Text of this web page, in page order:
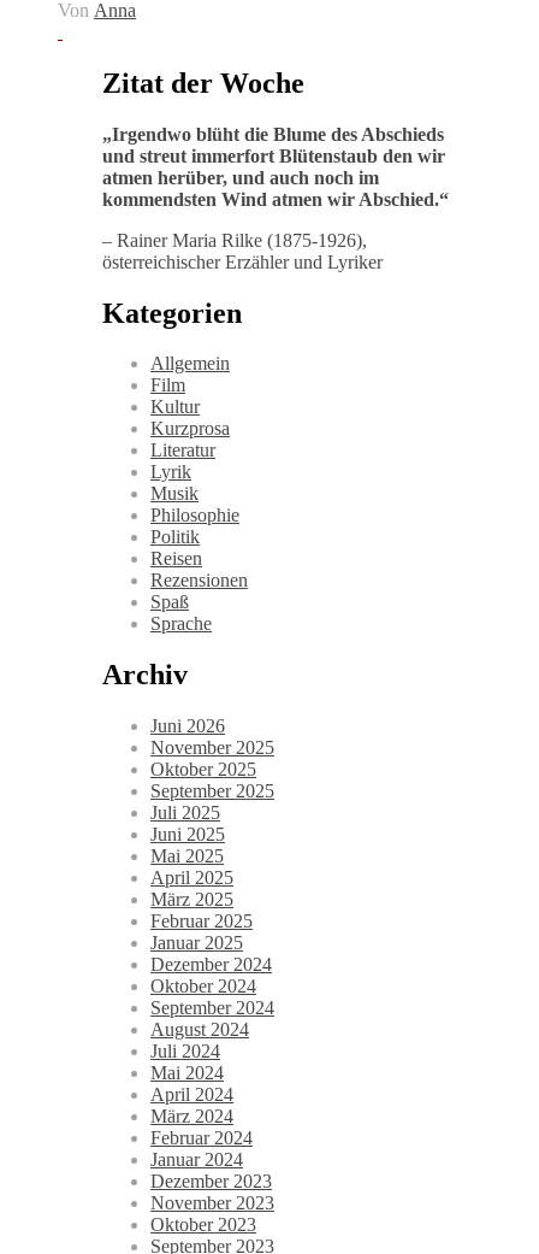
Von Anna
Zitat der Woche
„Irgendwo blüht die Blume des Abschieds
und streut immerfort Blütenstaub den wir
atmen herüber, und auch noch im
kommendsten Wind atmen wir Abschied.“
– Rainer Maria Rilke (1875-1926),
österreichischer Erzähler und Lyriker
Kategorien
Allgemein
Film
Kultur
Kurzprosa
Literatur
Lyrik
Musik
Philosophie
Politik
Reisen
Rezensionen
Spaß
Sprache
Archiv
Juni 2026
November 2025
Oktober 2025
September 2025
Juli 2025
Juni 2025
Mai 2025
April 2025
März 2025
Februar 2025
Januar 2025
Dezember 2024
Oktober 2024
September 2024
August 2024
Juli 2024
Mai 2024
April 2024
März 2024
Februar 2024
Januar 2024
Dezember 2023
November 2023
Oktober 2023
September 2023